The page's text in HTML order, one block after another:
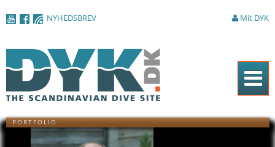
NYHEDSBREV Mit DYK
Magasinet
PORTFOLIO